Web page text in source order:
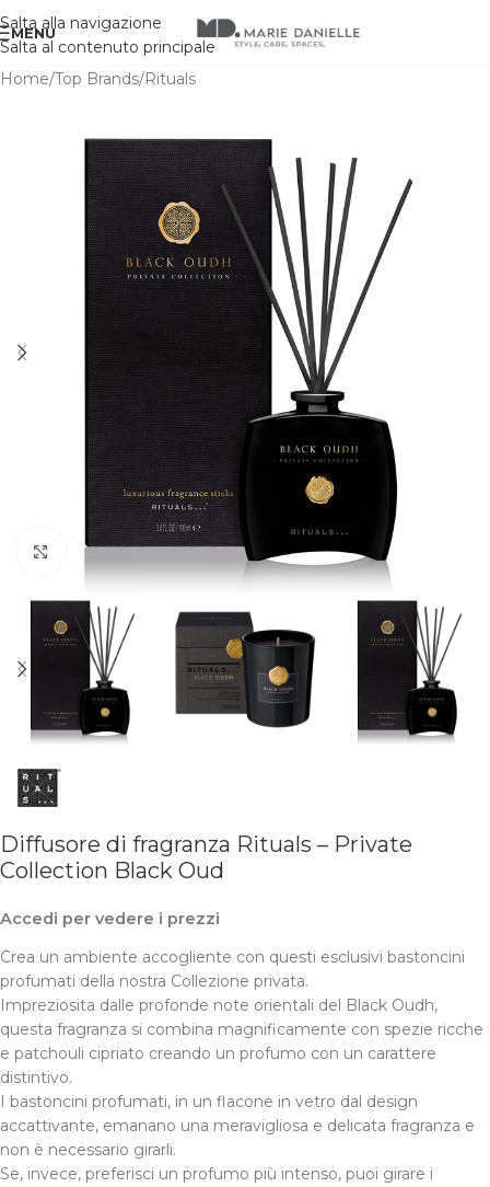
Salta alla navigazione
Salta al contenuto principale
MENU
Home/Top Brands/Rituals
Clicca per ingrandire
Diffusore di fragranza Rituals – Private
Collection Black Oud
Accedi per vedere i prezzi
Crea un ambiente accogliente con questi esclusivi bastoncini
profumati della nostra Collezione privata.
Impreziosita dalle profonde note orientali del Black Oudh,
questa fragranza si combina magnificamente con spezie ricche
e patchouli cipriato creando un profumo con un carattere
distintivo.
I bastoncini profumati, in un flacone in vetro dal design
accattivante, emanano una meravigliosa e delicata fragranza e
non è necessario girarli.
Se, invece, preferisci un profumo più intenso, puoi girare i